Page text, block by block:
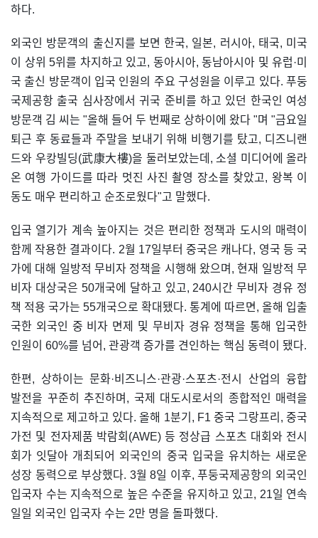
하다.
외국인 방문객의 출신지를 보면 한국, 일본, 러시아, 태국, 미국
이 상위 5위를 차지하고 있고, 동아시아, 동남아시아 및 유럽·미
국 출신 방문객이 입국 인원의 주요 구성원을 이루고 있다. 푸둥
국제공항 출국 심사장에서 귀국 준비를 하고 있던 한국인 여성
방문객 김 씨는 "올해 들어 두 번째로 상하이에 왔다 "며 "금요일
퇴근 후 동료들과 주말을 보내기 위해 비행기를 탔고, 디즈니랜
드와 우캉빌딩(武康大樓)을 둘러보았는데, 소셜 미디어에 올라
온 여행 가이드를 따라 멋진 사진 촬영 장소를 찾았고, 왕복 이
동도 매우 편리하고 순조로웠다"고 말했다.
입국 열기가 계속 높아지는 것은 편리한 정책과 도시의 매력이
함께 작용한 결과이다. 2월 17일부터 중국은 캐나다, 영국 등 국
가에 대해 일방적 무비자 정책을 시행해 왔으며, 현재 일방적 무
비자 대상국은 50개국에 달하고 있고, 240시간 무비자 경유 정
책 적용 국가는 55개국으로 확대됐다. 통계에 따르면, 올해 입출
국한 외국인 중 비자 면제 및 무비자 경유 정책을 통해 입국한
인원이 60%를 넘어, 관광객 증가를 견인하는 핵심 동력이 됐다.
한편, 상하이는 문화·비즈니스·관광·스포츠·전시 산업의 융합
발전을 꾸준히 추진하며, 국제 대도시로서의 종합적인 매력을
지속적으로 제고하고 있다. 올해 1분기, F1 중국 그랑프리, 중국
가전 및 전자제품 박람회(AWE) 등 정상급 스포츠 대회와 전시
회가 잇달아 개최되어 외국인의 중국 입국을 유치하는 새로운
성장 동력으로 부상했다. 3월 8일 이후, 푸둥국제공항의 외국인
입국자 수는 지속적으로 높은 수준을 유지하고 있고, 21일 연속
일일 외국인 입국자 수는 2만 명을 돌파했다.